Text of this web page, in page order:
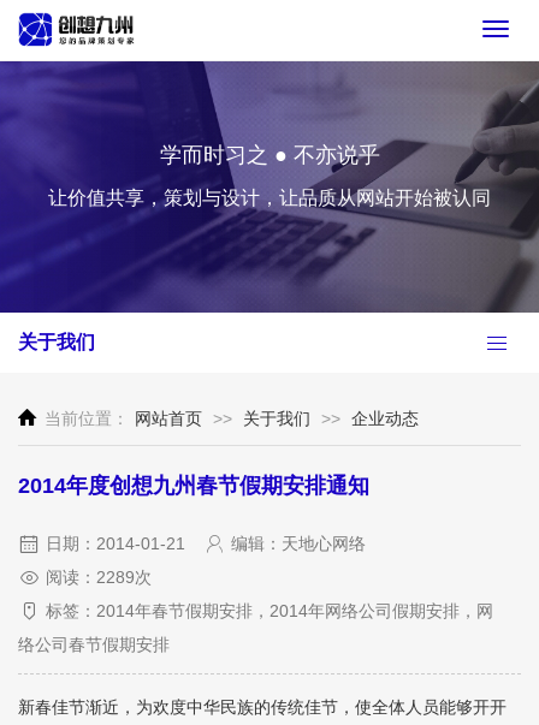
学而时习之 ● 不亦说乎
让价值共享，策划与设计，让品质从网站开始被认同
关于我们
当前位置： 网站首页 >> 关于我们 >> 企业动态
2014年度创想九州春节假期安排通知
日期：2014-01-21
编辑：天地心网络
阅读：2289次
标签：2014年春节假期安排，2014年网络公司假期安排，网
络公司春节假期安排
新春佳节渐近，为欢度中华民族的传统佳节，使全体人员能够开开